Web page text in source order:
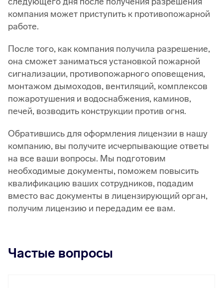
компания может приступить к противопожарной
работе.
После того, как компания получила разрешение,
она сможет заниматься установкой пожарной
сигнализации, противопожарного оповещения,
монтажом дымоходов, вентиляций, комплексов
пожаротушения и водоснабжения, каминов,
печей, возводить конструкции против огня.
Обратившись для оформления лицензии в нашу
компанию, вы получите исчерпывающие ответы
на все ваши вопросы. Мы подготовим
необходимые документы, поможем повысить
квалификацию ваших сотрудников, подадим
вместо вас документы в лицензирующий орган,
получим лицензию и передадим ее вам.
Частые вопросы